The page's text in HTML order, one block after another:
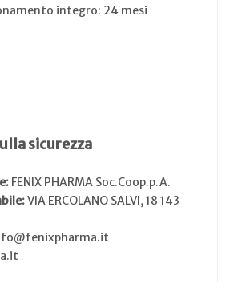
integro: 24 mesi
sicurezza
FENIX PHARMA Soc.Coop.p.A.
VIA ERCOLANO SALVI, 18 143